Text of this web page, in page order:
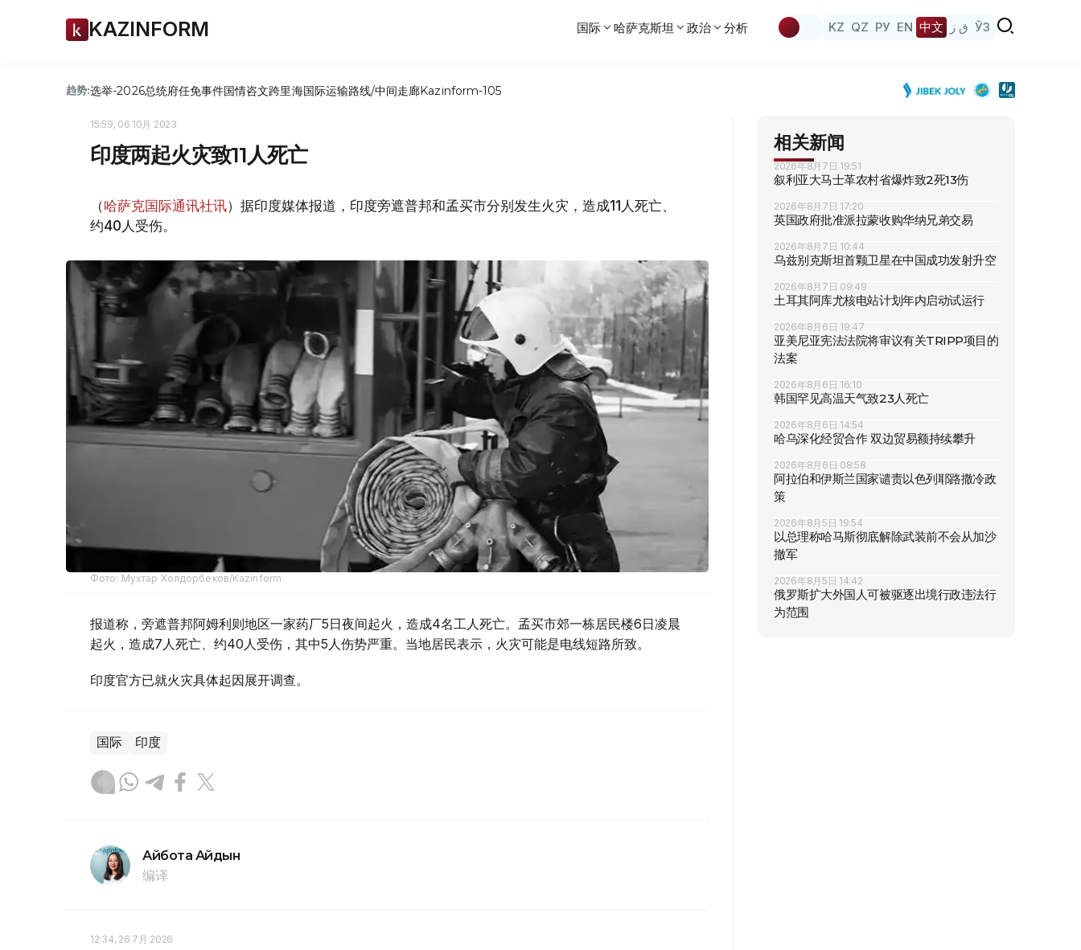
KAZINFORM 国际 哈萨克斯坦 政治 分析 KZ QZ РУ EN 中文 ق ز ЎЗ
趋势:选举-2026总统府任免事件国情咨文跨里海国际运输路线/中间走廊Kazinform-105
15:59, 06 10月 2023
印度两起火灾致11人死亡
（哈萨克国际通讯社讯）据印度媒体报道，印度旁遮普邦和孟买市分别发生火灾，造成11人死亡、
约40人受伤。
Фото: Мухтар Холдорбеков/Kazinform
报道称，旁遮普邦阿姆利则地区一家药厂5日夜间起火，造成4名工人死亡。孟买市郊一栋居民楼6日凌晨
起火，造成7人死亡、约40人受伤，其中5人伤势严重。当地居民表示，火灾可能是电线短路所致。
印度官方已就火灾具体起因展开调查。
国际 印度
Айбота Айдын
编译
12:34, 26 7月 2026
相关新闻
2026年8月7日 19:51
叙利亚大马士革农村省爆炸致2死13伤
2026年8月7日 17:20
英国政府批准派拉蒙收购华纳兄弟交易
2026年8月7日 10:44
乌兹别克斯坦首颗卫星在中国成功发射升空
2026年8月7日 09:49
土耳其阿库尤核电站计划年内启动试运行
2026年8月6日 19:47
亚美尼亚宪法法院将审议有关TRIPP项目的
法案
2026年8月6日 16:10
韩国罕见高温天气致23人死亡
2026年8月6日 14:54
哈乌深化经贸合作 双边贸易额持续攀升
2026年8月6日 08:58
阿拉伯和伊斯兰国家谴责以色列耶路撒冷政
策
2026年8月5日 19:54
以总理称哈马斯彻底解除武装前不会从加沙
撤军
2026年8月5日 14:42
俄罗斯扩大外国人可被驱逐出境行政违法行
为范围